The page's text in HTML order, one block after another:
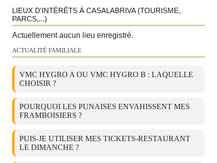
LIEUX D'INTÉRÊTS À CASALABRIVA (TOURISME,
PARCS,...)
Actuellement aucun lieu enregistré.
ACTUALITÉ FAMILIALE
VMC HYGRO A OU VMC HYGRO B : LAQUELLE
CHOISIR ?
POURQUOI LES PUNAISES ENVAHISSENT MES
FRAMBOISIERS ?
PUIS-JE UTILISER MES TICKETS-RESTAURANT
LE DIMANCHE ?